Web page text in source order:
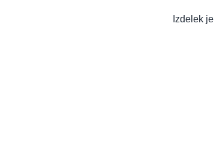
Izdelek